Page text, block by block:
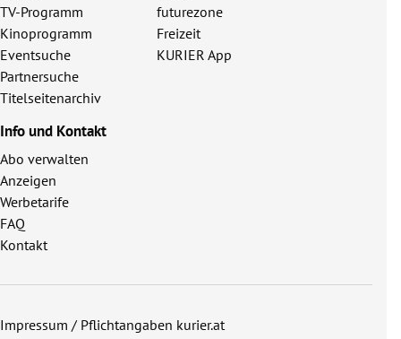
TV-Programm
Kinoprogramm
Eventsuche
Partnersuche
Titelseitenarchiv
futurezone
Freizeit
KURIER App
Info und Kontakt
Abo verwalten
Anzeigen
Werbetarife
FAQ
Kontakt
Impressum / Pflichtangaben kurier.at